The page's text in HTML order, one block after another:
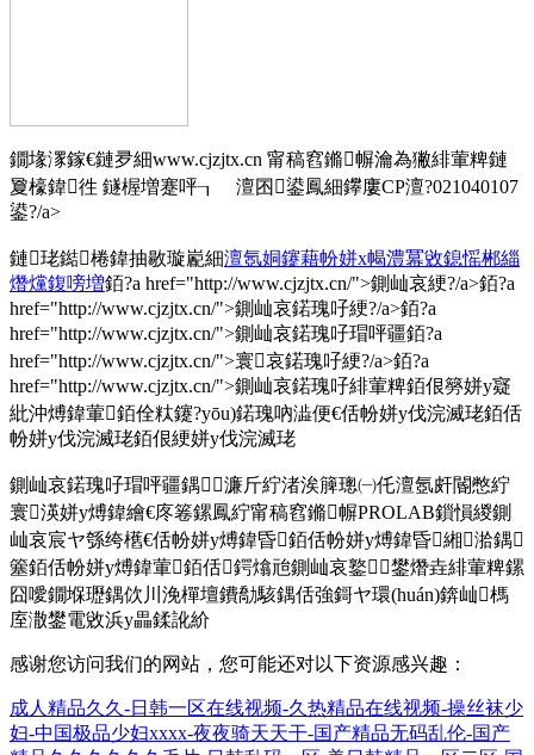
鐗堟潈鎵€鏈夛細www.cjzjtx.cn 甯稿窞鏅幈瀹為獙緋葷粺鏈
夐檺鍏徃 鐩楃増蹇呯┒ 澶囨鍙鳳細鑻廔CP澶?021040107
鍙?/a>
鏈珯鐑棬鍏抽敭璇嶏細澶氬姛鑳藉帉姘х幆澧冪敓鎴愮郴緇
熸爣鍑嗙増銆?a href="http://www.cjzjtx.cn/">鍘屾哀綆?/a>銆?a
href="http://www.cjzjtx.cn/">鍘屾哀鍩瑰吇綆?/a>銆?a
href="http://www.cjzjtx.cn/">鍘屾哀鍩瑰吇瑁呯疆銆?a
href="http://www.cjzjtx.cn/">寰哀鍩瑰吇綆?/a>銆?a
href="http://www.cjzjtx.cn/">鍘屾哀鍩瑰吇緋葷粺銆佷簩姘у寲
紕沖煿鍏葷銆佺粏鑳?yōu)鍩瑰吶澁便€佸帉姘у伐浣滅珯銆佸
帉姘у伐浣滅珯銆佷綆姘у伐浣滅珯
鍘屾哀鍩瑰吇瑁呯疆鍝濂斤紵渚涘簲璁㈠仛澶氬皯閽憋紵
寰渶姘у煿鍏繪€庝箞鏍鳳紵甯稿窞鏅幈PROLAB鎻愪緵鍘
屾哀宸ヤ綔绔欍€佸帉姘у煿鍏昏銆佸帉姘у煿鍏昏緗湁鍝
簺銆佸帉姘у煿鍏葷銆佸鍔熻兘鍘屾哀鐜鐢熸垚緋葷粺鏍
囧噯鐗堢瓑鍝佽川浼樿壇鐨勪駭鍝佸強鎶ヤ環(huán)錛屾榪
庢潵鐢電敓浜у畾鍒訛紒
感谢您访问我们的网站，您可能还对以下资源感兴趣：
成人精品久久-日韩一区在线视频-久热精品在线视频-操丝袜少
妇-中国极品少妇xxxx-夜夜骑天天干-国产精品无码乱伦-国产